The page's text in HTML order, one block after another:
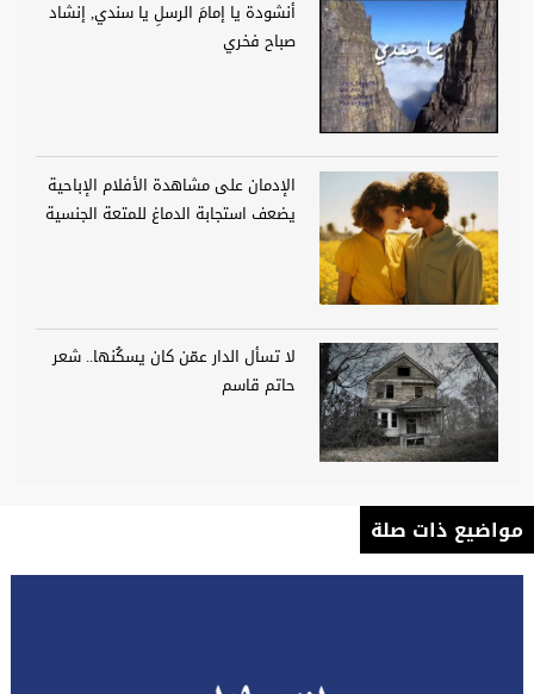
أنشودة يا إمامَ الرسلِ يا سندي, إنشاد
صباح فخري
الإدمان على مشاهدة الأفلام الإباحية
يضعف استجابة الدماغ للمتعة الجنسية
لا تسأل الدار عمّن كان يسكُنها.. شعر
حاتم قاسم
مواضيع ذات صلة